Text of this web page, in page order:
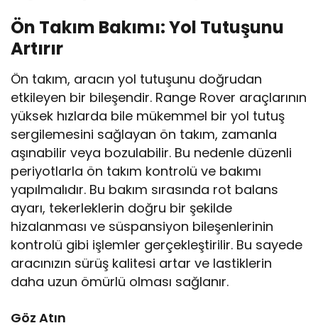
Ön Takım Bakımı: Yol Tutuşunu
Artırır
Ön takım, aracın yol tutuşunu doğrudan
etkileyen bir bileşendir. Range Rover araçlarının
yüksek hızlarda bile mükemmel bir yol tutuş
sergilemesini sağlayan ön takım, zamanla
aşınabilir veya bozulabilir. Bu nedenle düzenli
periyotlarla ön takım kontrolü ve bakımı
yapılmalıdır. Bu bakım sırasında rot balans
ayarı, tekerleklerin doğru bir şekilde
hizalanması ve süspansiyon bileşenlerinin
kontrolü gibi işlemler gerçekleştirilir. Bu sayede
aracınızın sürüş kalitesi artar ve lastiklerin
daha uzun ömürlü olması sağlanır.
Göz Atın